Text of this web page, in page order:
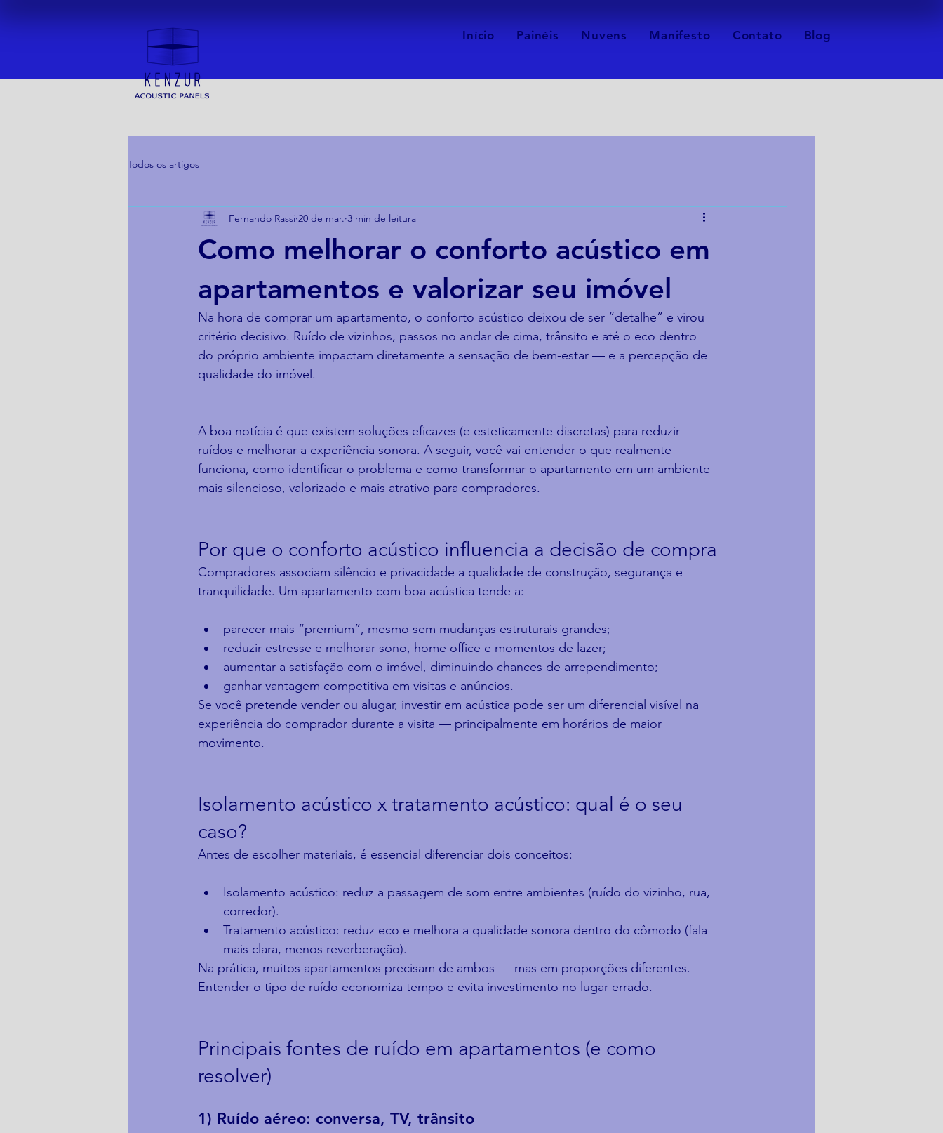
Início Painéis Nuvens Manifesto Contato Blog
Todos os artigos
Como melhorar o conforto acústico em
apartamentos e valorizar seu imóvel
Fernando Rassi 20 de mar. 3 min de leitura
Na hora de comprar um apartamento, o conforto acústico deixou de ser “detalhe” e virou
critério decisivo. Ruído de vizinhos, passos no andar de cima, trânsito e até o eco dentro
do próprio ambiente impactam diretamente a sensação de bem-estar — e a percepção de
qualidade do imóvel.
A boa notícia é que existem soluções eficazes (e esteticamente discretas) para reduzir
ruídos e melhorar a experiência sonora. A seguir, você vai entender o que realmente
funciona, como identificar o problema e como transformar o apartamento em um ambiente
mais silencioso, valorizado e mais atrativo para compradores.
Por que o conforto acústico influencia a decisão de compra
Compradores associam silêncio e privacidade a qualidade de construção, segurança e
tranquilidade. Um apartamento com boa acústica tende a:
parecer mais “premium”, mesmo sem mudanças estruturais grandes;
reduzir estresse e melhorar sono, home office e momentos de lazer;
aumentar a satisfação com o imóvel, diminuindo chances de arrependimento;
ganhar vantagem competitiva em visitas e anúncios.
Se você pretende vender ou alugar, investir em acústica pode ser um diferencial visível na
experiência do comprador durante a visita — principalmente em horários de maior
movimento.
Isolamento acústico x tratamento acústico: qual é o seu
caso?
Antes de escolher materiais, é essencial diferenciar dois conceitos:
Isolamento acústico: reduz a passagem de som entre ambientes (ruído do vizinho, rua,
corredor).
Tratamento acústico: reduz eco e melhora a qualidade sonora dentro do cômodo (fala
mais clara, menos reverberação).
Na prática, muitos apartamentos precisam de ambos — mas em proporções diferentes.
Entender o tipo de ruído economiza tempo e evita investimento no lugar errado.
Principais fontes de ruído em apartamentos (e como
resolver)
1) Ruído aéreo: conversa, TV, trânsito